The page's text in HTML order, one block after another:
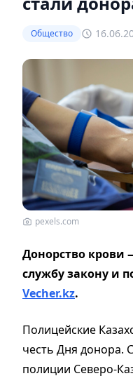
Общество
pexels.com
Донорство крови
службу закону и
Vecher.kz.
Полицейские
честь Дня донора.
полиции Северо-